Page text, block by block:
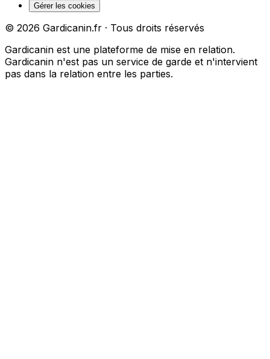
Gérer les cookies
© 2026 Gardicanin.fr · Tous droits réservés
Gardicanin est une plateforme de mise en relation.
Gardicanin n'est pas un service de garde et n'intervient
pas dans la relation entre les parties.